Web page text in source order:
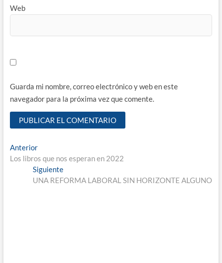
Web
Guarda mi nombre, correo electrónico y web en este
navegador para la próxima vez que comente.
Navegación
de
entradas
AnteriorEntrada
anterior:
Los libros que nos esperan en 2022
SiguienteEntrada
siguiente:
UNA REFORMA LABORAL SIN HORIZONTE ALGUNO